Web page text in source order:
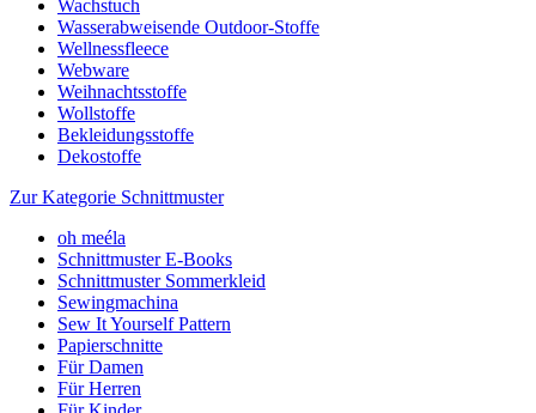
Wachstuch
Wasserabweisende Outdoor-Stoffe
Wellnessfleece
Webware
Weihnachtsstoffe
Wollstoffe
Bekleidungsstoffe
Dekostoffe
Zur Kategorie Schnittmuster
oh meéla
Schnittmuster E-Books
Schnittmuster Sommerkleid
Sewingmachina
Sew It Yourself Pattern
Papierschnitte
Für Damen
Für Herren